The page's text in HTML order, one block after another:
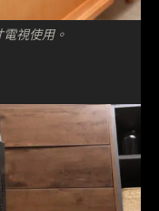
視使用。